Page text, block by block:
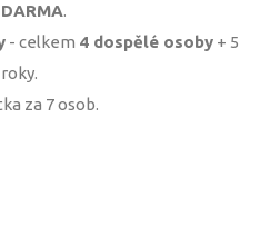
.
- celkem 4 dospělé osoby + 5
roky.
za 7 osob.